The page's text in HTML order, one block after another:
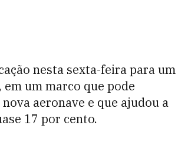
nesta sexta-feira para um
um marco que pode
nova aeronave e que ajudou a
17 por cento.